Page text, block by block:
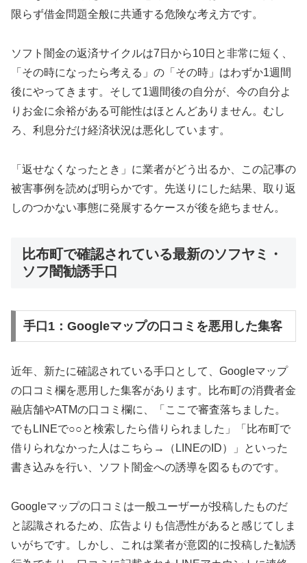
限らず借金問題全般に共通する危険な考え方です。
ソフト闇金の返済サイクルは7日から10日と非常に短く、
「その時になったら考える」の「その時」はわずか1週間
後にやってきます。そして1週間後の自分が、今の自分よ
りお金に余裕がある可能性はほとんどありません。むし
ろ、利息分だけ経済状況は悪化しています。
「返せなくなったとき」に業者がどう出るか、この記事の
被害事例を読めば明らかです。先送りにした結果、取り返
しのつかない事態に発展するケースが後を絶ちません。
比布町で確認されている最新のソフヤミ・
ソフ闇勧誘手口
手口1：Googleマップの口コミを悪用した集客
近年、新たに確認されている手口として、Googleマップ
の口コミ欄を悪用した集客があります。比布町の消費者金
融店舗やATMの口コミ欄に、「ここで審査落ちました。
でもLINEで○○と検索したら借りられました」「比布町で
借りられなかった人はこちら→（LINEのID）」といった
書き込みを行い、ソフト闇金への誘導を図るものです。
Googleマップの口コミは一般ユーザーが投稿したものだ
と認識されるため、広告よりも信憑性があると感じてしま
いがちです。しかし、これは業者が意図的に投稿した勧誘